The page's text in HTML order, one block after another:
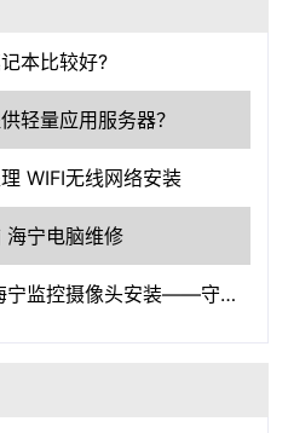
本比较好?
轻量应用服务器？
WIFI无线网络安装
海宁电脑维修
嘉兴监控安装公司 海宁监控摄像头安装——守护嘉兴，洞察一切